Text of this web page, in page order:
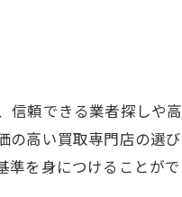
信頼できる業者探しや高
の高い買取専門店の選び
準を身につけることがで